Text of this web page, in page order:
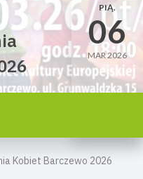
Kobiet Barczewo 2026
PIĄ.
06
MAR 2026